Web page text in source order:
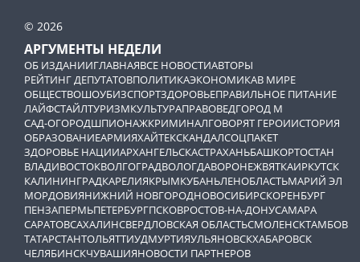
© 2026
АРГУМЕНТЫ НЕДЕЛИ
ОБ ИЗДАНИИГЛАВНАЯВСЕ НОВОСТИАВТОРЫ
РЕЙТИНГ ДЕПУТАТОВПОЛИТИКАЭКОНОМИКАВ МИРЕ
ОБЩЕСТВОШОУБИЗСПОРТЗДОРОВЬЕПРАВИЛЬНОЕ ПИТАНИЕ
ЛАЙФСТАЙЛТУРИЗМКУЛЬТУРАПРАВОВЕДГОРОД М
САД-ОГОРОДШПИОНАЖКРИМИНАЛГОВОРЯТ ГЕРОИИСТОРИЯ
ОБРАЗОВАНИЕАРМИЯХАЙТЕКСКАНДАЛСОЦПАКЕТ
ЗДОРОВЬЕ НАЦИИАРХАНГЕЛЬСКАСТРАХАНЬБАШКОРТОСТАН
ВЛАДИВОСТОКВОЛГОГРАДВОЛОГДАВОРОНЕЖВЯТКАИРКУТСК
КАЛИНИНГРАДКАРЕЛИЯКРЫМКУБАНЬЛЕНОБЛАСТЬМАРИЙ ЭЛ
МОРДОВИЯНИЖНИЙ НОВГОРОДНОВОСИБИРСКОРЕНБУРГ
ПЕНЗАПЕРМЬПЕТЕРБУРГПСКОВРОСТОВ-НА-ДОНУСАМАРА
САРАТОВСАХАЛИНСВЕРДЛОВСКАЯ ОБЛАСТЬСМОЛЕНСКТАМБОВ
ТАТАРСТАНТОЛЬЯТТИУДМУРТИЯУЛЬЯНОВСКХАБАРОВСК
ЧЕЛЯБИНСКЧУВАШИЯНОВОСТИ ПАРТНЕРОВ